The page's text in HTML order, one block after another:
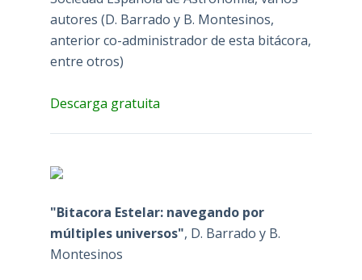
autores (D. Barrado y B. Montesinos,
anterior co-administrador de esta bitácora,
entre otros)
Descarga gratuita
"Bitacora Estelar: navegando por
múltiples universos", D. Barrado y B.
Montesinos